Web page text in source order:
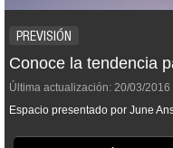
PREVISIÓN
Conoce la tendencia
Última actualización: 20/03/2016
Espacio presentado por June